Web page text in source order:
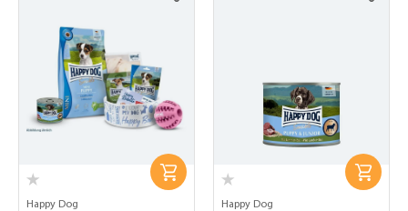
Happy Dog Happy Dog